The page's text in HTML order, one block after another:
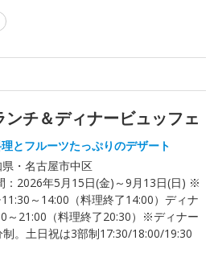
ンチ＆ディナービュッフェ
とフルーツたっぷりのデザート
県・名古屋市中区
2026年5月15日(金)～9月13日(日) ※
～14:00（料理終了14:00）ディナ
～21:00（料理終了20:30）※ディナー
制。土日祝は3部制17:30/18:00/19:30